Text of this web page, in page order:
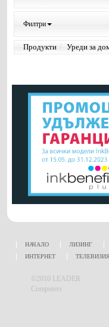
Филтри
Продукти Уреди за
НАЧАЛО ЛИЗИНГ
ИНТЕРНЕТ
ТЕЛЕВИЗИЯ
©2010 LEADER
Computers